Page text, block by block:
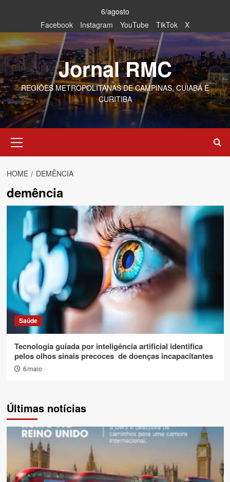
content
6/agosto
Facebook
Instagram YouTube TikTok X
Jornal RMC
REGIÕES METROPOLITANAS DE CAMPINAS, CUIABÁ E
CURITIBA
Menu
HOME DEMÊNCIA
demência
Saúde
Tecnologia guiada por inteligência artificial identifica
pelos olhos sinais precoces de doenças incapacitantes
6/maio
Últimas notícias